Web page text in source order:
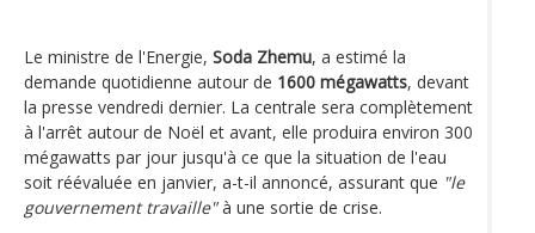
Le ministre de l'Energie, Soda Zhemu, a estimé la
demande quotidienne autour de 1600 mégawatts, devant
la presse vendredi dernier. La centrale sera complètement
à l'arrêt autour de Noël et avant, elle produira environ 300
mégawatts par jour jusqu'à ce que la situation de l'eau
soit réévaluée en janvier, a-t-il annoncé, assurant que "le
gouvernement travaille"à une sortie de crise.